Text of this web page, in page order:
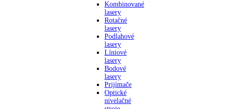
Kombinované
lasery
Rotačné
lasery
Podlahové
lasery
Líniové
lasery
Bodové
lasery
Prijímače
Optické
nivelačné